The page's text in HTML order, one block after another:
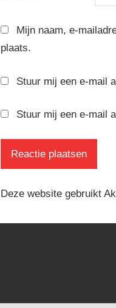
Mijn naam, e-
plaats.
Stuur mij een e-mail
Stuur mij een e-mail
Deze website gebruikt